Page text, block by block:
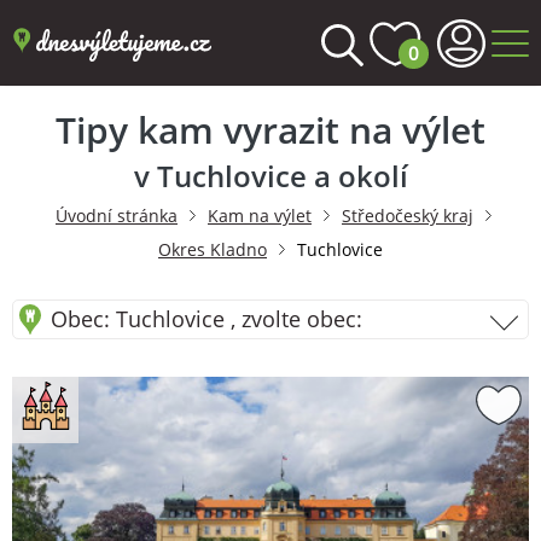
0
Tipy kam vyrazit na výlet
v Tuchlovice a okolí
Úvodní stránka Kam na výlet
Středočeský kraj
Okres Kladno
Tuchlovice
Obec: Tuchlovice , zvolte obec: